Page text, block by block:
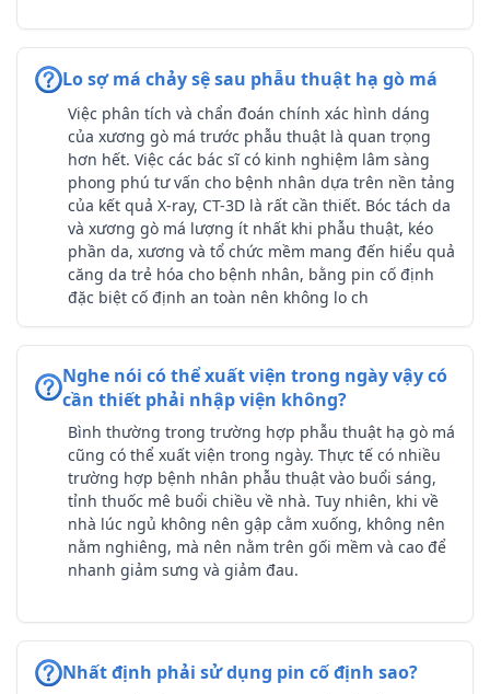
Lo sợ má chảy sệ sau phẫu thuật hạ gò má
Việc phân tích và chẩn đoán chính xác hình dáng
của xương gò má trước phẫu thuật là quan trọng
hơn hết. Việc các bác sĩ có kinh nghiệm lâm sàng
phong phú tư vấn cho bệnh nhân dựa trên nền tảng
của kết quả X-ray, CT-3D là rất cần thiết. Bóc tách da
và xương gò má lượng ít nhất khi phẫu thuật, kéo
phần da, xương và tổ chức mềm mang đến hiểu quả
căng da trẻ hóa cho bệnh nhân, bằng pin cố định
đặc biệt cố định an toàn nên không lo ch
Nghe nói có thể xuất viện trong ngày vậy có
cần thiết phải nhập viện không?
Bình thường trong trường hợp phẫu thuật hạ gò má
cũng có thể xuất viện trong ngày. Thực tế có nhiều
trường hợp bệnh nhân phẫu thuật vào buổi sáng,
tỉnh thuốc mê buổi chiều về nhà. Tuy nhiên, khi về
nhà lúc ngủ không nên gập cằm xuống, không nên
nằm nghiêng, mà nên nằm trên gối mềm và cao để
nhanh giảm sưng và giảm đau.
Nhất định phải sử dụng pin cố định sao?